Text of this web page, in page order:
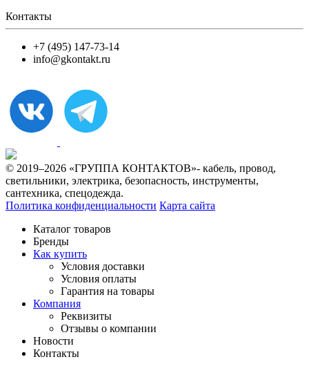
Контакты
+7 (495) 147-73-14
info@gkontakt.ru
© 2019–2026 «ГРУППА КОНТАКТОВ»- кабель, провод,
светильники, электрика, безопасность, инструменты,
сантехника, спецодежда.
Политика конфиденциальности Карта сайта
Каталог товаров
Бренды
Как купить
Условия доставки
Условия оплаты
Гарантия на товары
Компания
Реквизиты
Отзывы о компании
Новости
Контакты